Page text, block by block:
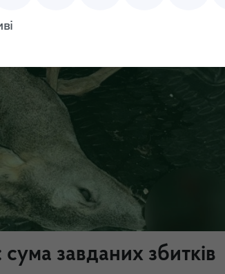
завданих збитків